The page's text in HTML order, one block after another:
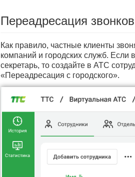
Переадресация
Как правило, частные клиенты
компаний и городских служб. Если
секретарь, то создайте в АТС
«Переадресация с городского».